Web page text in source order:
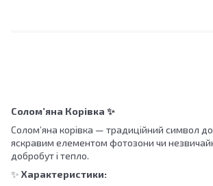
Солом’яна Корівка ✨
Солом’яна корівка — традиційний символ
яскравим елементом фотозони чи
добробут і тепло.
✨ Характеристики: